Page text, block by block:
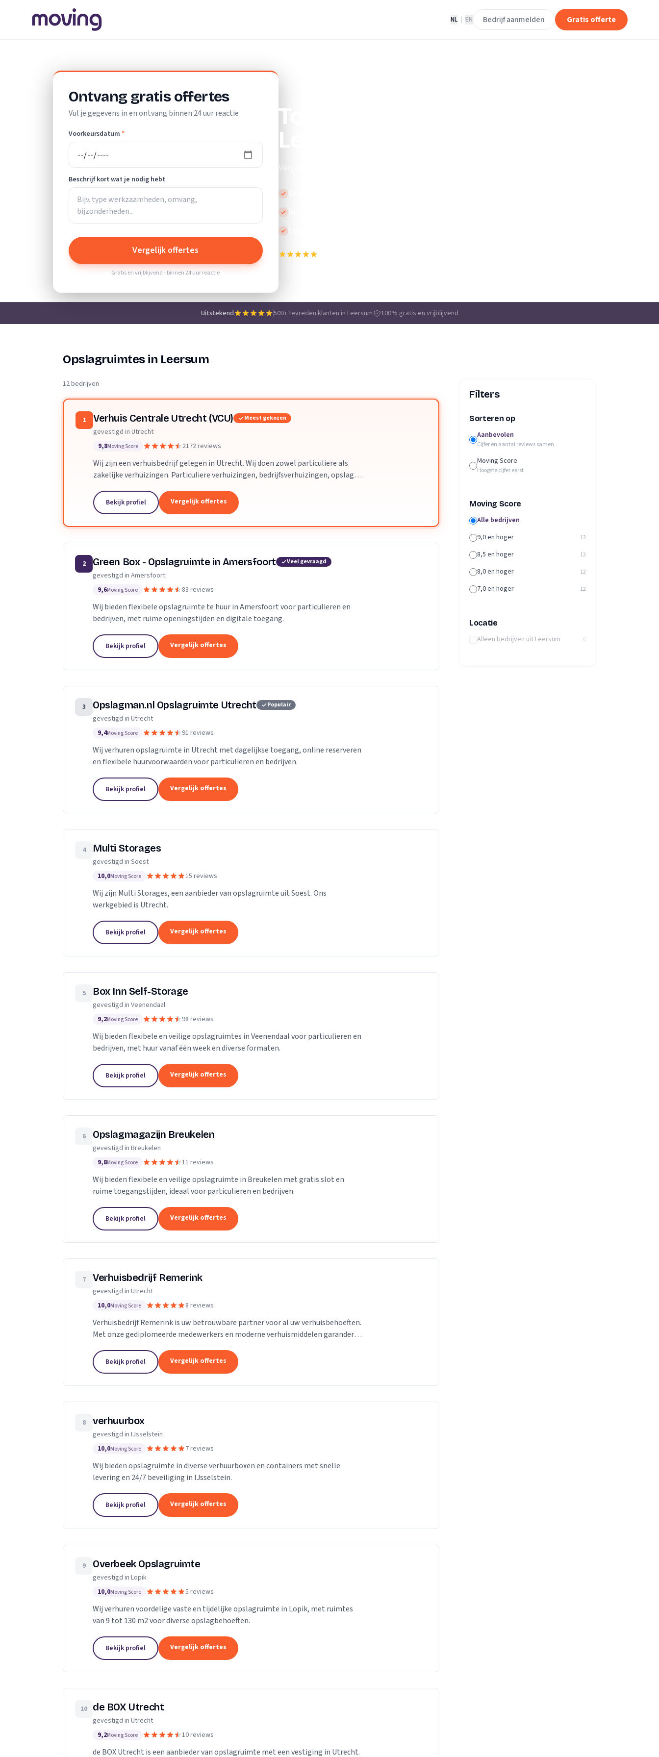
NL EN Bedrijf aanmelden Gratis offerte
Ontvang gratis offertes
Vul je gegevens in en ontvang binnen 24 uur reactie
Voorkeursdatum *
Beschrijf kort wat je nodig hebt
Vergelijk offertes
Gratis en vrijblijvend - binnen 24 uur reactie
Top 10 beste opslagruimtes in
Leersum
Vergelijk de beste opslagruimtes in Leersum.
Gratis en vrijblijvend
Binnen 24 uur reactie
Lokale vakmensen
Uitstekend 500+ tevreden klanten in Leersum 100% gratis en vrijblijvend
Opslagruimtes in Leersum
12 bedrijven
1 Verhuis Centrale Utrecht (VCU) Meest gekozen
gevestigd in Utrecht
9,8Moving Score 2172 reviews
Wij zijn een verhuisbedrijf gelegen in Utrecht. Wij doen zowel particuliere als
zakelijke verhuizingen. Particuliere verhuizingen, bedrijfsverhuizingen, opslag
Bekijk profiel Vergelijk offertes
2 Green Box - Opslagruimte in Amersfoort Veel gevraagd
gevestigd in Amersfoort
9,6Moving Score 83 reviews
Wij bieden flexibele opslagruimte te huur in Amersfoort voor particulieren en
bedrijven, met ruime openingstijden en digitale toegang.
Bekijk profiel Vergelijk offertes
3 Opslagman.nl Opslagruimte Utrecht Populair
gevestigd in Utrecht
9,4Moving Score 91 reviews
Wij verhuren opslagruimte in Utrecht met dagelijkse toegang, online reserveren
en flexibele huurvoorwaarden voor particulieren en bedrijven.
Bekijk profiel Vergelijk offertes
4 Multi Storages
gevestigd in Soest
10,0Moving Score 15 reviews
Wij zijn Multi Storages, een aanbieder van opslagruimte uit Soest. Ons
werkgebied is Utrecht.
Bekijk profiel Vergelijk offertes
5 Box Inn Self-Storage
gevestigd in Veenendaal
9,2Moving Score 98 reviews
Wij bieden flexibele en veilige opslagruimtes in Veenendaal voor particulieren en
bedrijven, met huur vanaf één week en diverse formaten.
Bekijk profiel Vergelijk offertes
6 Opslagmagazijn Breukelen
gevestigd in Breukelen
9,8Moving Score 11 reviews
Wij bieden flexibele en veilige opslagruimte in Breukelen met gratis slot en
ruime toegangstijden, ideaal voor particulieren en bedrijven.
Bekijk profiel Vergelijk offertes
7 Verhuisbedrijf Remerink
gevestigd in Utrecht
10,0Moving Score 8 reviews
Verhuisbedrijf Remerink is uw betrouwbare partner voor al uw verhuisbehoeften.
Met onze gediplomeerde medewerkers en moderne verhuismiddelen garanderen
Bekijk profiel Vergelijk offertes
8 verhuurbox
gevestigd in IJsselstein
10,0Moving Score 7 reviews
Wij bieden opslagruimte in diverse verhuurboxen en containers met snelle
levering en 24/7 beveiliging in IJsselstein.
Bekijk profiel Vergelijk offertes
9 Overbeek Opslagruimte
gevestigd in Lopik
10,0Moving Score 5 reviews
Wij verhuren voordelige vaste en tijdelijke opslagruimte in Lopik, met ruimtes
van 9 tot 130 m2 voor diverse opslagbehoeften.
Bekijk profiel Vergelijk offertes
10 de BOX Utrecht
gevestigd in Utrecht
9,2Moving Score 10 reviews
de BOX Utrecht is een aanbieder van opslagruimte met een vestiging in Utrecht.
Filters
Sorteren op
Aanbevolen
Cijfer en aantal reviews samen
Moving Score
Hoogste cijfer eerst
Moving Score
Alle bedrijven
9,0 en hoger
12
8,5 en hoger 12
8,0 en hoger 12
7,0 en hoger 12
Locatie
Alleen bedrijven uit Leersum 0